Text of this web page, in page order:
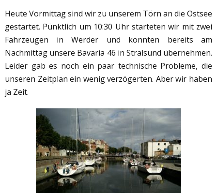
Heute Vormittag sind wir zu unserem Törn an die Ostsee
gestartet. Pünktlich um 10:30 Uhr starteten wir mit zwei
Fahrzeugen in Werder und konnten bereits am
Nachmittag unsere Bavaria 46 in Stralsund übernehmen.
Leider gab es noch ein paar technische Probleme, die
unseren Zeitplan ein wenig verzögerten. Aber wir haben
ja Zeit.